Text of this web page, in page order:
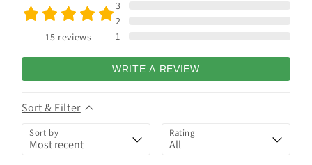
15 reviews
3
2
1
WRITE A REVIEW
Sort & Filter
Sort by Rating